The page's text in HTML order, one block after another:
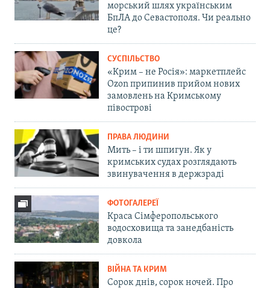
морський шлях українським
БпЛА до Севастополя. Чи реально
це?
СУСПІЛЬСТВО
«Крим – не Росія»: маркетплейс
Ozon припинив прийом нових
замовлень на Кримському
півострові
ПРАВА ЛЮДИНИ
Мить – і ти шпигун. Як у
кримських судах розглядають
звинувачення в держзраді
ФОТОГАЛЕРЕЇ
Краса Сімферопольського
водосховища та занедбаність
довкола
ВІЙНА ТА КРИМ
Сорок днів, сорок ночей. Про